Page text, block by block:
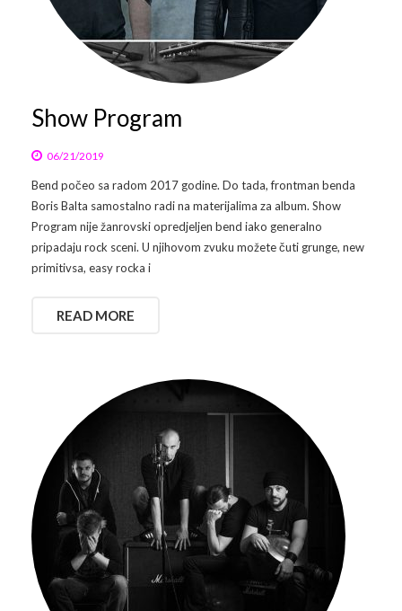
Show Program
06/21/2019
Bend počeo sa radom 2017 godine. Do tada, frontman benda
Boris Balta samostalno radi na materijalima za album. Show
Program nije žanrovski opredjeljen bend iako generalno
pripadaju rock sceni. U njihovom zvuku možete čuti grunge, new
primitivsa, easy rocka i
READ MORE